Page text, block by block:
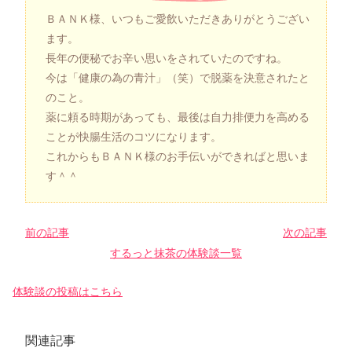
ＢＡＮＫ様、いつもご愛飲いただきありがとうござい
ます。
長年の便秘でお辛い思いをされていたのですね。
今は「健康の為の青汁」（笑）で脱薬を決意されたと
のこと。
薬に頼る時期があっても、最後は自力排便力を高める
ことが快腸生活のコツになります。
これからもＢＡＮＫ様のお手伝いができればと思いま
す＾＾
前の記事
次の記事
するっと抹茶の体験談一覧
体験談の投稿はこちら
関連記事